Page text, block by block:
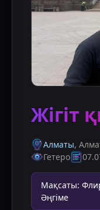
Жігіт
Алматы,
Гетеро
Мақсаты:
Әңгіме